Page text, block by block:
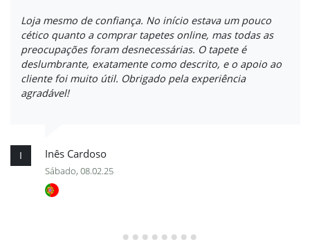
Loja mesmo de confiança. No início estava um pouco
cético quanto a comprar tapetes online, mas todas as
preocupações foram desnecessárias. O tapete é
deslumbrante, exatamente como descrito, e o apoio ao
cliente foi muito útil. Obrigado pela experiência
agradável!
I Inês Cardoso
Sábado, 08.02.25